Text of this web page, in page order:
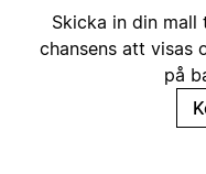
Skicka in din
chansens att visas
på